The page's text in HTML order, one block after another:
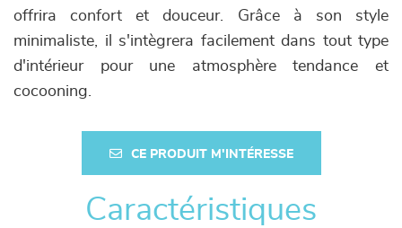
offrira confort et douceur. Grâce à son style
minimaliste, il s'intègrera facilement dans tout type
d'intérieur pour une atmosphère tendance et
cocooning.
CE PRODUIT M'INTÉRESSE
Caractéristiques